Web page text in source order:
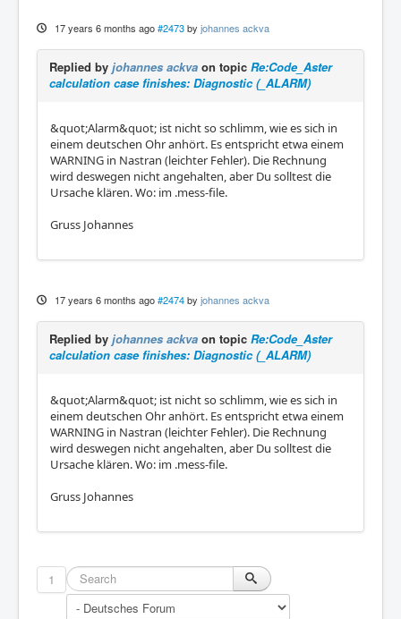
17 years 6 months ago #2473 by johannes ackva
Replied by johannes ackva on topic Re:Code_Aster
calculation case finishes: Diagnostic (_ALARM)
&quot;Alarm&quot; ist nicht so schlimm, wie es sich in
einem deutschen Ohr anhört. Es entspricht etwa einem
WARNING in Nastran (leichter Fehler). Die Rechnung
wird deswegen nicht angehalten, aber Du solltest die
Ursache klären. Wo: im .mess-file.
Gruss Johannes
17 years 6 months ago #2474 by johannes ackva
Replied by johannes ackva on topic Re:Code_Aster
calculation case finishes: Diagnostic (_ALARM)
&quot;Alarm&quot; ist nicht so schlimm, wie es sich in
einem deutschen Ohr anhört. Es entspricht etwa einem
WARNING in Nastran (leichter Fehler). Die Rechnung
wird deswegen nicht angehalten, aber Du solltest die
Ursache klären. Wo: im .mess-file.
Gruss Johannes
1